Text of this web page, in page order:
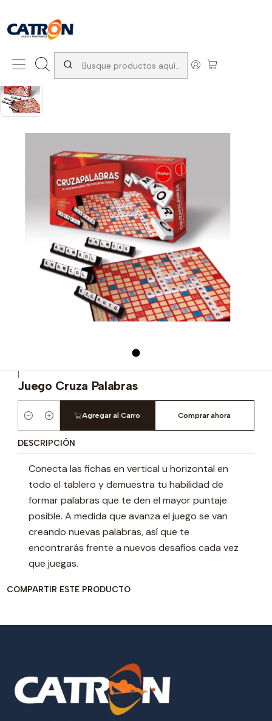
Inicio Productos
|
Juego Cruza Palabras
Cantidad
Agregar al Carro Comprar ahora
DESCRIPCIÓN
Conecta las fichas en vertical u horizontal en
todo el tablero y demuestra tu habilidad de
formar palabras que te den el mayor puntaje
posible. A medida que avanza el juego se van
creando nuevas palabras, así que te
encontrarás frente a nuevos desafíos cada vez
que juegas.
COMPARTIR ESTE PRODUCTO